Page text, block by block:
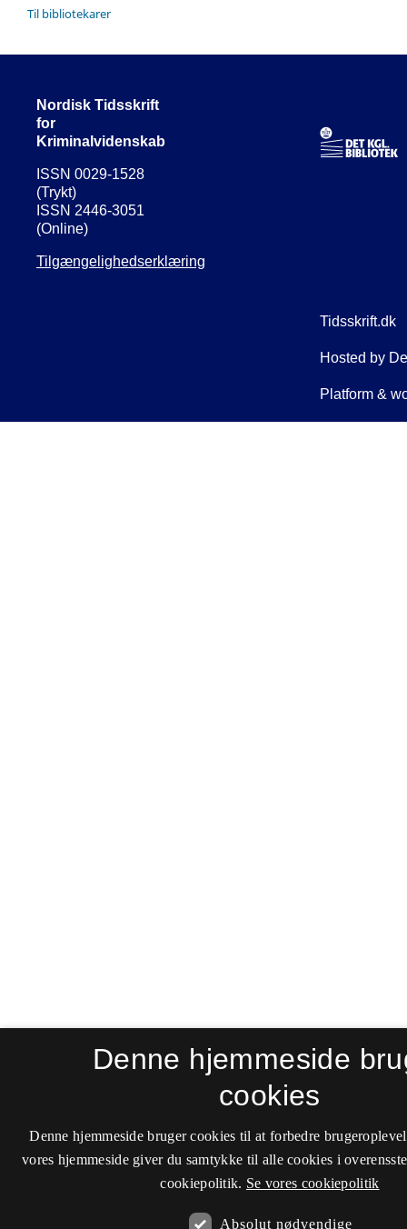
Til bibliotekarer
Nordisk Tidsskrift
for
Kriminalvidenskab
ISSN 0029-1528
(Trykt)
ISSN 2446-3051
(Online)
Tilgængelighedserklæring
Denne hjemmeside
cookies
Denne hjemmeside bruger cookies til at forbedre
vores hjemmeside giver du samtykke til alle cookies i
cookiepolitik. Se vores cookiepolitik
Absolut nødvendige